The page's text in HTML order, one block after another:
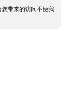
您带来的访问不便我